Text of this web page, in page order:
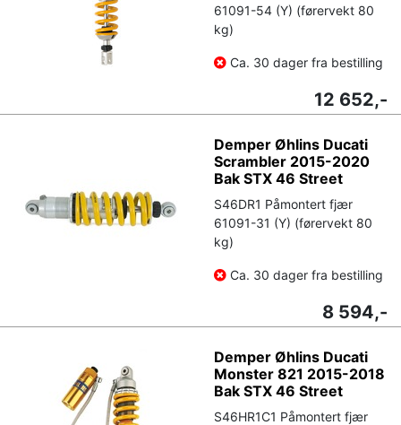
61091-54 (Y) (førervekt 80
kg)
Ca. 30 dager fra bestilling
12 652,-
Demper Øhlins Ducati
Scrambler 2015-2020
Bak STX 46 Street
S46DR1 Påmontert fjær
61091-31 (Y) (førervekt 80
kg)
Ca. 30 dager fra bestilling
8 594,-
Demper Øhlins Ducati
Monster 821 2015-2018
Bak STX 46 Street
S46HR1C1 Påmontert fjær